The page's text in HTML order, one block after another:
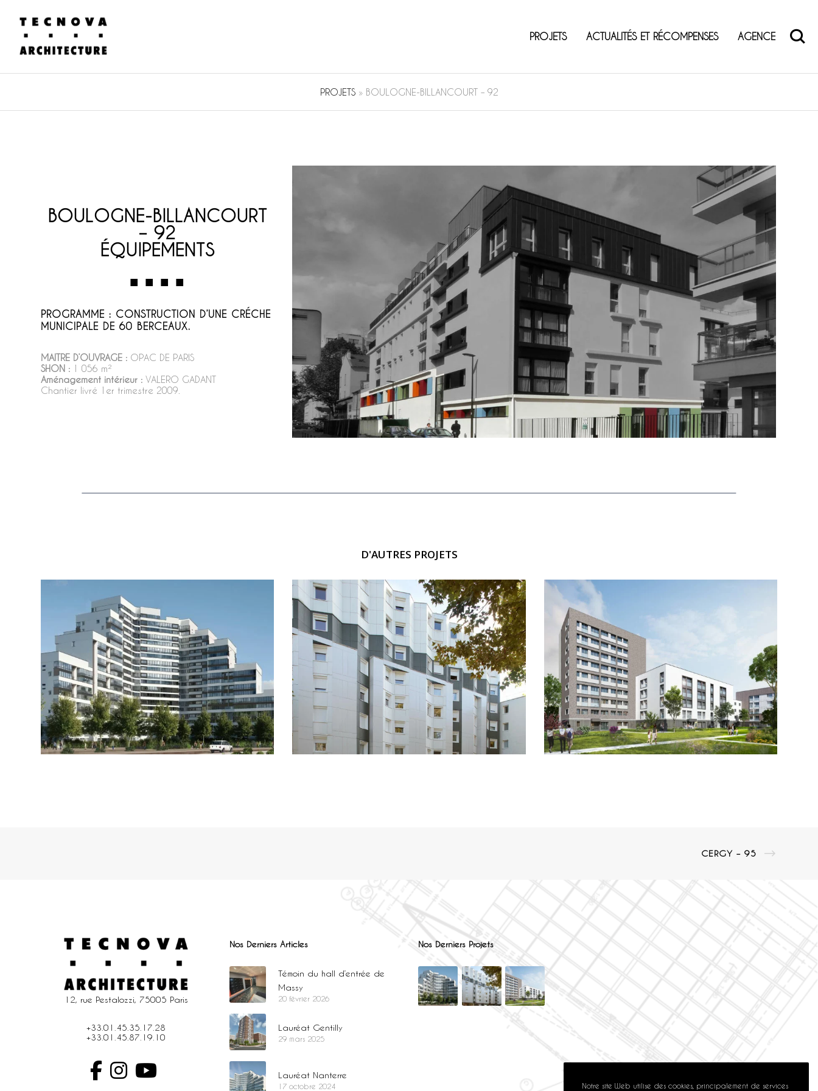
PROJETS ACTUALITÉS ET RÉCOMPENSES AGENCE
PROJETS» BOULOGNE-BILLANCOURT – 92
BOULOGNE-BILLANCOURT
– 92
ÉQUIPEMENTS
PROGRAMME : CONSTRUCTION D’UNE CRÉCHE
MUNICIPALE DE 60 BERCEAUX.
MAITRE D’OUVRAGE : OPAC DE PARIS
SHON : 1 056 m²
Aménagement intérieur : VALERO GADANT
Chantier livré 1er trimestre 2009.
D'AUTRES PROJETS
CERGY – 95
12, rue Pestalozzi, 75005 Paris
+33.01.45.35.17.28
+33.01.45.87.19.10
Nos Derniers Articles
Témoin du hall d’entrée de
Massy
20 février 2026
Lauréat Gentilly
29 mars 2025
Lauréat Nanterre
17 octobre 2024
Nos Derniers Projets
Notre site Web utilise des cookies, principalement de services